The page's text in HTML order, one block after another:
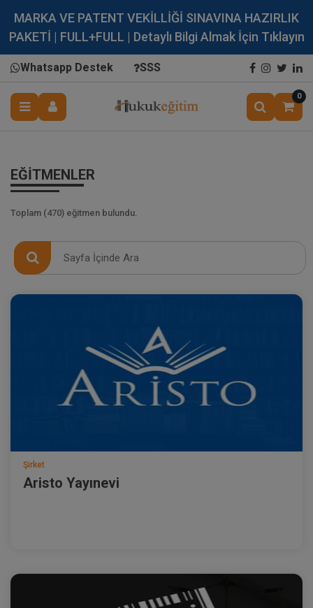
MARKA VE PATENT VEKİLLİĞİ SINAVINA HAZIRLIK
PAKETİ | FULL+FULL | Detaylı Bilgi Almak İçin Tıklayın
Whatsapp Destek SSS
0
EĞİTMENLER
Toplam (470) eğitmen bulundu.
Şirket
Aristo Yayınevi